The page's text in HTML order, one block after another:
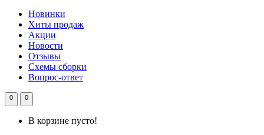
Новинки
Хиты продаж
Акции
Новости
Отзывы
Схемы сборки
Вопрос-ответ
0 0
В корзине пусто!